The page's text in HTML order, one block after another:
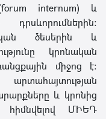
internum) և
ծեսերին և
կրոնական
միջոց է։
և կրոնից
հիմնվելով ՄԻԵԴ